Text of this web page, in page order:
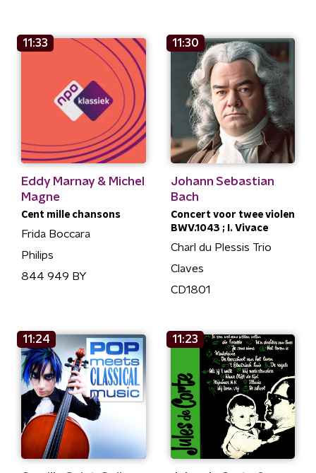
11:33
Eddy Marnay & Michel
Magne
Cent mille chansons
Frida Boccara
Philips
844 949 BY
11:30
Johann Sebastian
Bach
Concert voor twee violen
BWV.1043 ; I. Vivace
Charl du Plessis Trio
Claves
CD1801
11:24 11:23